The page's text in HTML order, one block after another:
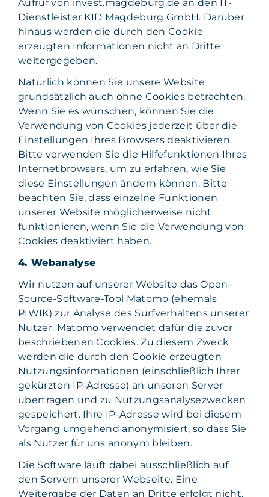
Aufruf von invest.magdeburg.de an den IT-
Dienstleister KID Magdeburg GmbH. Darüber
hinaus werden die durch den Cookie
erzeugten Informationen nicht an Dritte
weitergegeben.
Natürlich können Sie unsere Website
grundsätzlich auch ohne Cookies betrachten.
Wenn Sie es wünschen, können Sie die
Verwendung von Cookies jederzeit über die
Einstellungen Ihres Browsers deaktivieren.
Bitte verwenden Sie die Hilfefunktionen Ihres
Internetbrowsers, um zu erfahren, wie Sie
diese Einstellungen ändern können. Bitte
beachten Sie, dass einzelne Funktionen
unserer Website möglicherweise nicht
funktionieren, wenn Sie die Verwendung von
Cookies deaktiviert haben.
4. Webanalyse
Wir nutzen auf unserer Website das Open-
Source-Software-Tool Matomo (ehemals
PIWIK) zur Analyse des Surfverhaltens unserer
Nutzer. Matomo verwendet dafür die zuvor
beschriebenen Cookies. Zu diesem Zweck
werden die durch den Cookie erzeugten
Nutzungsinformationen (einschließlich Ihrer
gekürzten IP-Adresse) an unseren Server
übertragen und zu Nutzungsanalysezwecken
gespeichert. Ihre IP-Adresse wird bei diesem
Vorgang umgehend anonymisiert, so dass Sie
als Nutzer für uns anonym bleiben.
Die Software läuft dabei ausschließlich auf
den Servern unserer Webseite. Eine
Weitergabe der Daten an Dritte erfolgt nicht.